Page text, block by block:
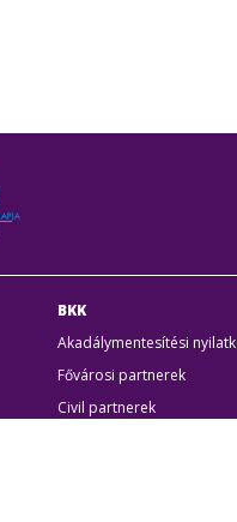
BKK
Akadálymentesítési
Fővárosi partnerek
Civil partnerek